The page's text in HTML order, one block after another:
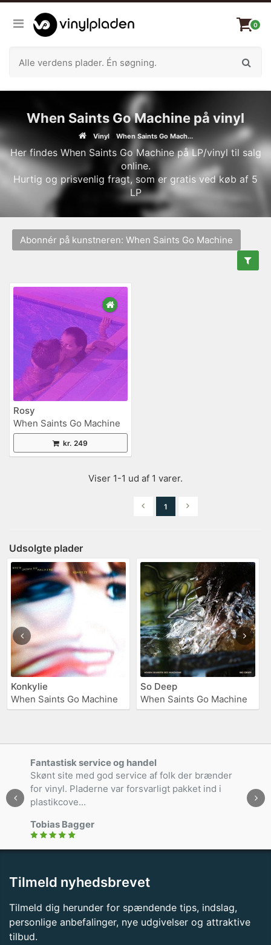
0
When Saints Go Machine på vinyl
Vinyl When Saints Go Mach...
Her findes When Saints Go Machine på LP/vinyl til salg
online.
Hurtig og prisvenlig fragt, som er gratis ved køb af 5
LP
Abonnér på kunstneren: When Saints Go Machine
Rosy
When Saints Go Machine
kr. 249
Viser 1-1 ud af 1 varer.
1
Udsolgte plader
Konkylie
When Saints Go Machine
So Deep
When Saints Go Machine
Fantastisk service og handel
Skønt site med god service af folk der brænder
for vinyl. Pladerne var forsvarligt pakket ind i
plastikcove...
Tobias Bagger
Tilmeld nyhedsbrevet
Tilmeld dig herunder for spændende tips, indslag,
personlige anbefalinger, nye udgivelser og attraktive
tilbud.